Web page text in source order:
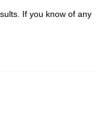
If you know of any